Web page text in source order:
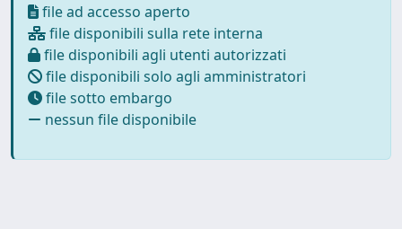
file ad accesso aperto
file disponibili sulla rete interna
file disponibili agli utenti autorizzati
file disponibili solo agli amministratori
file sotto embargo
nessun file disponibile